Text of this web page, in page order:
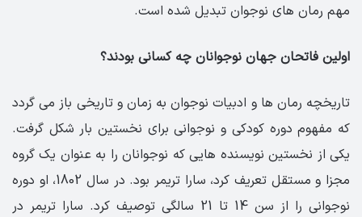
مهم رمان های نوجوان تبدیل شده است.
اولین فاتحان جهان نوجوانان چه کسانی بودند؟
تاریخچه رمان ها و ادبیات نوجوان به زمان و تاریخی باز می گردد
که مفهوم دوره کودکی و نوجوانی برای نخستین بار شکل گرفت.
یکی از نخستین نویسنده هایی که نوجوانان را به عنوان یک گروه
مجزا و مستقل تعریف کرد، سارا تریمر بود. در سال 1802، او دوره
نوجوانی را از سن 14 تا 21 سالگی توصیف کرد. سارا تریمر در